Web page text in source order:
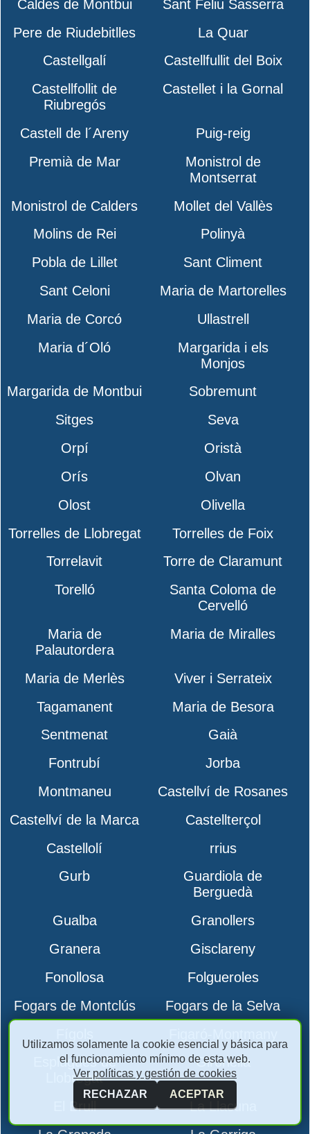
Caldes de Montbui
Sant Feliu Sasserra
Pere de Riudebitlles
La Quar
Castellgalí
Castellfullit del Boix
Castellfollit de
Riubregós
Castellet i la Gornal
Castell de l´Areny
Puig-reig
Premià de Mar
Monistrol de
Montserrat
Monistrol de Calders
Mollet del Vallès
Molins de Rei
Polinyà
Pobla de Lillet
Sant Climent
Sant Celoni
Maria de Martorelles
Maria de Corcó
Ullastrell
Maria d´Oló
Margarida i els
Monjos
Margarida de Montbui
Sobremunt
Sitges
Seva
Orpí
Oristà
Orís
Olvan
Olost
Olivella
Torrelles de Llobregat
Torrelles de Foix
Torrelavit
Torre de Claramunt
Torelló
Santa Coloma de
Cervelló
Maria de
Palautordera
Maria de Miralles
Maria de Merlès
Viver i Serrateix
Tagamanent
Maria de Besora
Sentmenat
Gaià
Fontrubí
Jorba
Montmaneu
Castellví de Rosanes
Castellví de la Marca
Castellterçol
Castellolí
rrius
Gurb
Guardiola de
Berguedà
Gualba
Granollers
Granera
Gisclareny
Fonollosa
Folgueroles
Fogars de Montclús
Fogars de la Selva
Esplugues de
Llobregat
Gironella
El Brull
La Llacuna
Utilizamos solamente la cookie esencial y básica para
el funcionamiento mínimo de esta web.
Ver políticas y gestión de cookies
RECHAZAR
ACEPTAR